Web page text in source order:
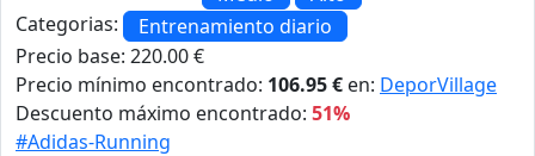
Categorias:
Entrenamiento diario
Precio base: 220.00 €
Precio mínimo encontrado: 106.95 € en: DeporVillage
Descuento máximo encontrado: 51%
#Adidas-Running